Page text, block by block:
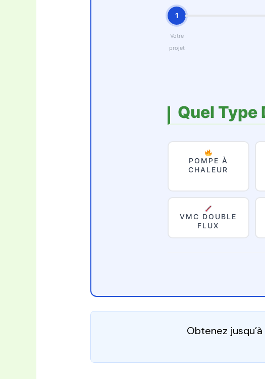
1
Votre
projet
Quel Type
POMPE À
CHALEUR
VMC DOUBLE
FLUX
Obtenez